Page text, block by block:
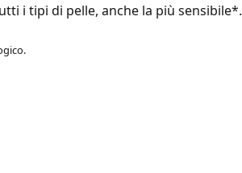
i tipi di pelle, anche la più sensibile*.